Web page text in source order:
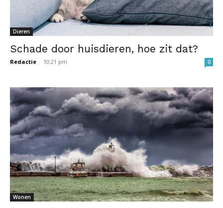
Dieren
Schade door huisdieren, hoe zit dat?
Redactie - 10:21 pm 0
Wonen